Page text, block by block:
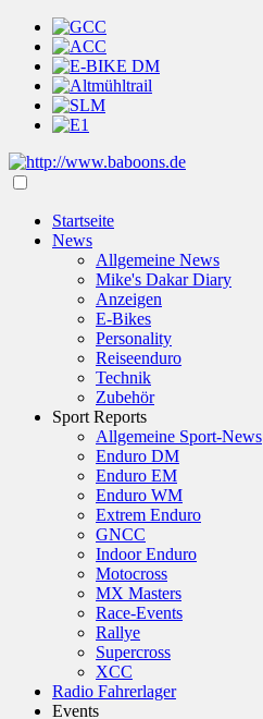
Startseite
News
Allgemeine News
Mike's Dakar Diary
Anzeigen
E-Bikes
Personality
Reiseenduro
Technik
Zubehör
Sport Reports
Allgemeine Sport-News
Enduro DM
Enduro EM
Enduro WM
Extrem Enduro
GNCC
Indoor Enduro
Motocross
MX Masters
Race-Events
Rallye
Supercross
XCC
Radio Fahrerlager
Events